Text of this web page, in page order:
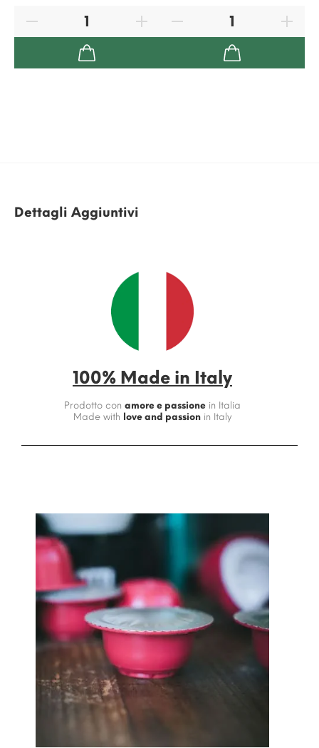
Dettagli Aggiuntivi
100% Made in Italy
Prodotto con amore e passione in Italia
Made with love and passionin Italy